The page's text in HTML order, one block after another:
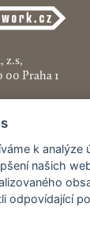
z.s,
00 Praha 1
k analýze
našich
odpovídající